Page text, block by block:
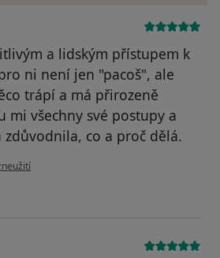
a lidským přístupem k
ni není jen "pacoš", ale
trápí a má přirozeně
mi všechny své postupy a
zdůvodnila, co a proč dělá.
uživatele luisa